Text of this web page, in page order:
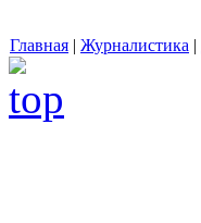
Главная | Журналистика |